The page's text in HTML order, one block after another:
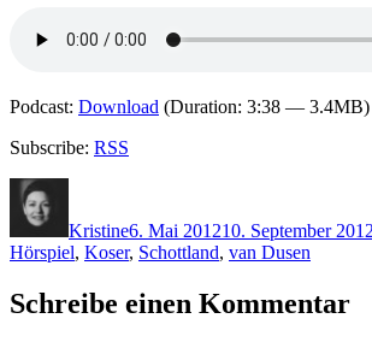
Podcast: Download (Duration: 3:38 — 3.4MB)
Subscribe: RSS
Kristine6. Mai 201210. September 2012
Hörspiel, Koser, Schottland, van Dusen
Schreibe einen Kommentar